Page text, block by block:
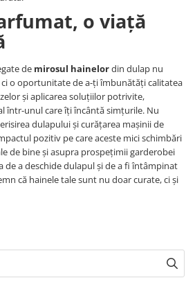
o viață
de mirosul hainelordin dulap nu
o oportunitate de a-ți îmbunătăți calitatea
și aplicarea soluțiilor potrivite,
într-unul care îți încântă simțurile. Nu
dulapului și curățarea mașinii de
pozitiv pe care aceste mici schimbări
de bine și asupra prospețimii garderobei
de a deschide dulapul și de a fi întâmpinat
că hainele tale sunt nu doar curate, ci și